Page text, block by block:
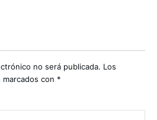
no será publicada. Los
con *